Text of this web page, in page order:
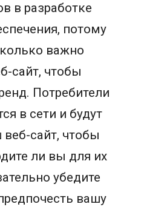
в разработке
потому
важно
сайт, чтобы
Потребители
в сети и будут
сайт, чтобы
ли вы для их
убедите
вашу